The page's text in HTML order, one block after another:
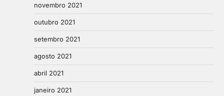
novembro 2021
outubro 2021
setembro 2021
agosto 2021
abril 2021
janeiro 2021